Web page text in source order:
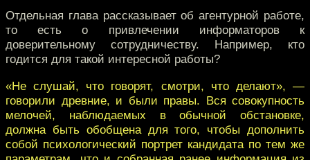
Отдельная глава рассказывает об агентурной работе,
то есть о привлечении информаторов к
доверительному сотрудничеству. Например, кто
годится для такой интересной работы?
«Не слушай, что говорят, смотри, что делают», —
говорили древние, и были правы. Вся совокупность
мелочей, наблюдаемых в обычной обстановке,
должна быть обобщена для того, чтобы дополнить
собой психологический портрет кандидата по тем же